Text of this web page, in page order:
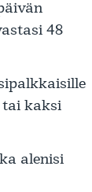
48
tai kaksi
alenisi